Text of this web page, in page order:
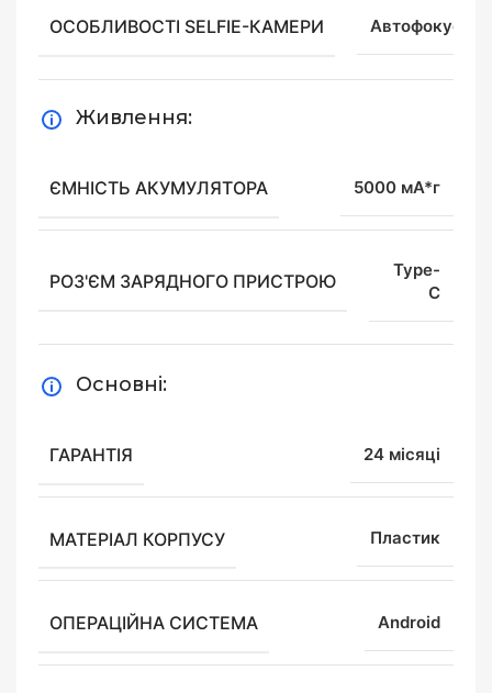
ОСОБЛИВОСТІ SELFIE-КАМЕРИ Автофокус
Живлення:
ЄМНІСТЬ АКУМУЛЯТОРА 5000 мА*г
РОЗ'ЄМ ЗАРЯДНОГО ПРИСТРОЮ
Type-
C
Основні:
ГАРАНТІЯ 24 місяці
МАТЕРІАЛ КОРПУСУ Пластик
ОПЕРАЦІЙНА СИСТЕМА Android